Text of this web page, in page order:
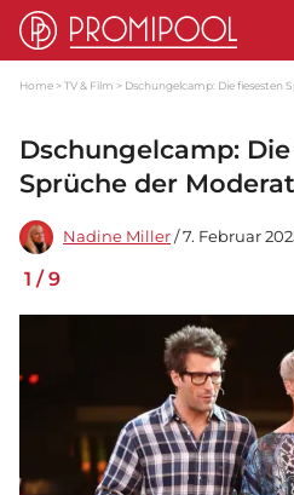
Home TV & Film Dschungelcamp: Die fiesesten
Dschungelcamp:
Sprüche der
Nadine Miller / 7. Februar
1 /9